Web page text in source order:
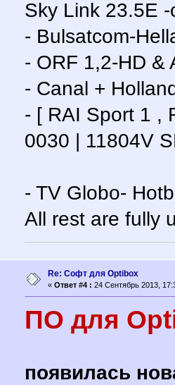
Sky Link 23.5E -
- Bulsatcom-
- ORF 1,2-HD &
- Canal +
- [ RAI Sport 1 ,
0030 | 11804V
- TV Globo-
All rest are fully
Re: Софт для Optibox
« Ответ #4 : 24 Сентябрь 2013,
ПО для
появилась